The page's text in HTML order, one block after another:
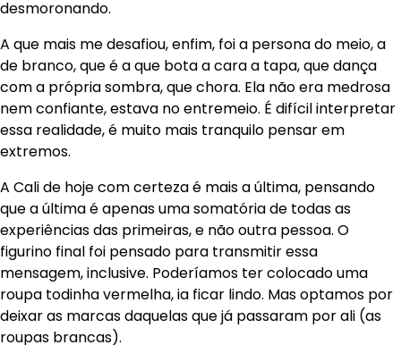
desmoronando.
A que mais me desafiou, enfim, foi a persona do meio, a
de branco, que é a que bota a cara a tapa, que dança
com a própria sombra, que chora. Ela não era medrosa
nem confiante, estava no entremeio. É difícil interpretar
essa realidade, é muito mais tranquilo pensar em
extremos.
A Cali de hoje com certeza é mais a última, pensando
que a última é apenas uma somatória de todas as
experiências das primeiras, e não outra pessoa. O
figurino final foi pensado para transmitir essa
mensagem, inclusive. Poderíamos ter colocado uma
roupa todinha vermelha, ia ficar lindo. Mas optamos por
deixar as marcas daquelas que já passaram por ali (as
roupas brancas).